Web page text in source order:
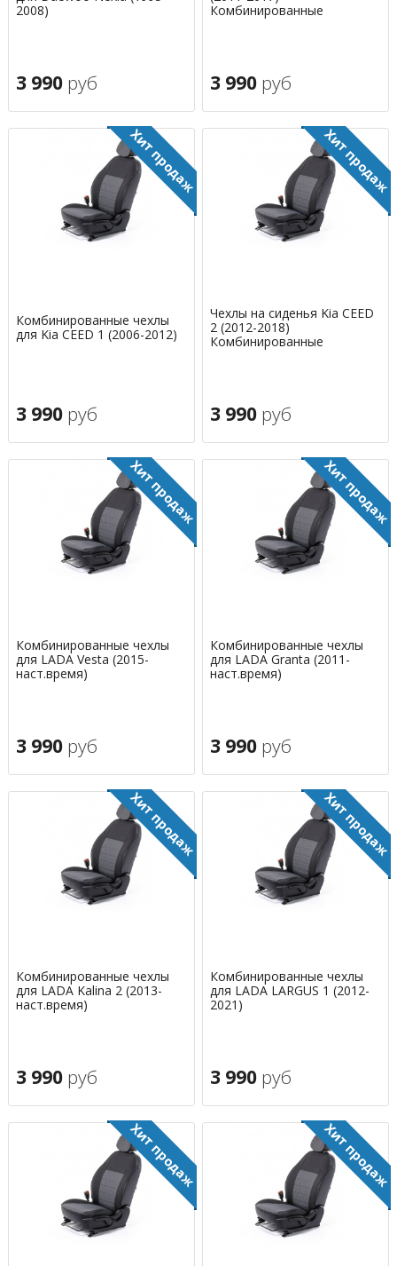
2008)
3 990 руб
Комбинированные
3 990 руб
Комбинированные чехлы
для Kia CEED 1 (2006-2012)
3 990 руб
Чехлы на сиденья Kia CEED
2 (2012-2018)
Комбинированные
3 990 руб
Комбинированные чехлы
для LADA Vesta (2015-
наст.время)
3 990 руб
Комбинированные чехлы
для LADA Granta (2011-
наст.время)
3 990 руб
Комбинированные чехлы
для LADA Kalina 2 (2013-
наст.время)
3 990 руб
Комбинированные чехлы
для LADA LARGUS 1 (2012-
2021)
3 990 руб